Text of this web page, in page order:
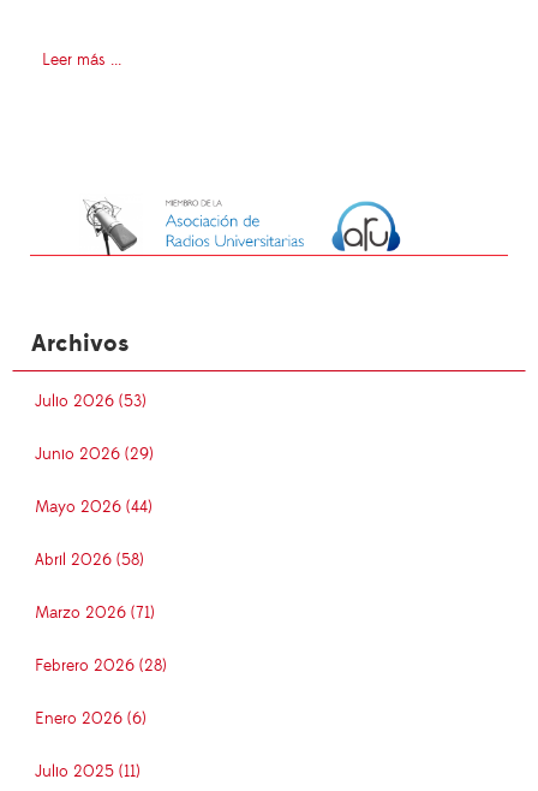
Leer más ...
Archivos
Julio 2026 (53)
Junio 2026 (29)
Mayo 2026 (44)
Abril 2026 (58)
Marzo 2026 (71)
Febrero 2026 (28)
Enero 2026 (6)
Julio 2025 (11)